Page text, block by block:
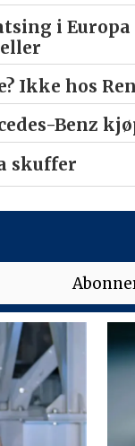
i
Ikke hos
Benz
skuffer